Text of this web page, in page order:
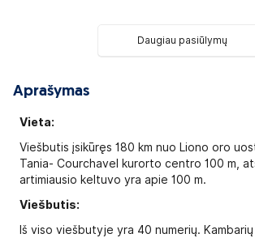
Daugiau pasiūlymų
Aprašymas
Vieta:
Viešbutis įsikūręs 180 km nuo Liono oro
Tania- Courchavel kurorto centro 100 m,
artimiausio keltuvo yra apie 100 m.
Viešbutis:
Iš viso viešbutyje yra 40 numerių.